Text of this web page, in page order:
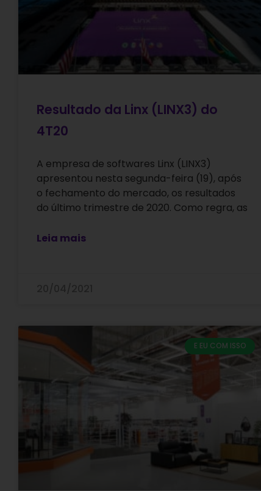
Resultado da Linx (LINX3) do
4T20
A empresa de softwares Linx (LINX3)
apresentou nesta segunda-feira (19), após
o fechamento do mercado, os resultados
do último trimestre de 2020. Como regra, as
Leia mais
E EU COM ISSO